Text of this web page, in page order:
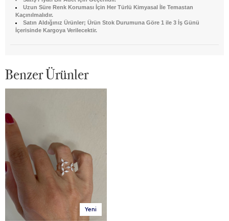
Uzun Süre Renk Koruması İçin Her Türlü Kimyasal İle Temastan
Kaçınılmalıdır.
Satın Aldığınız Ürünler; Ürün Stok Durumuna Göre 1 ile 3 İş Günü
İçerisinde Kargoya Verilecektir.
Benzer Ürünler
Yeni